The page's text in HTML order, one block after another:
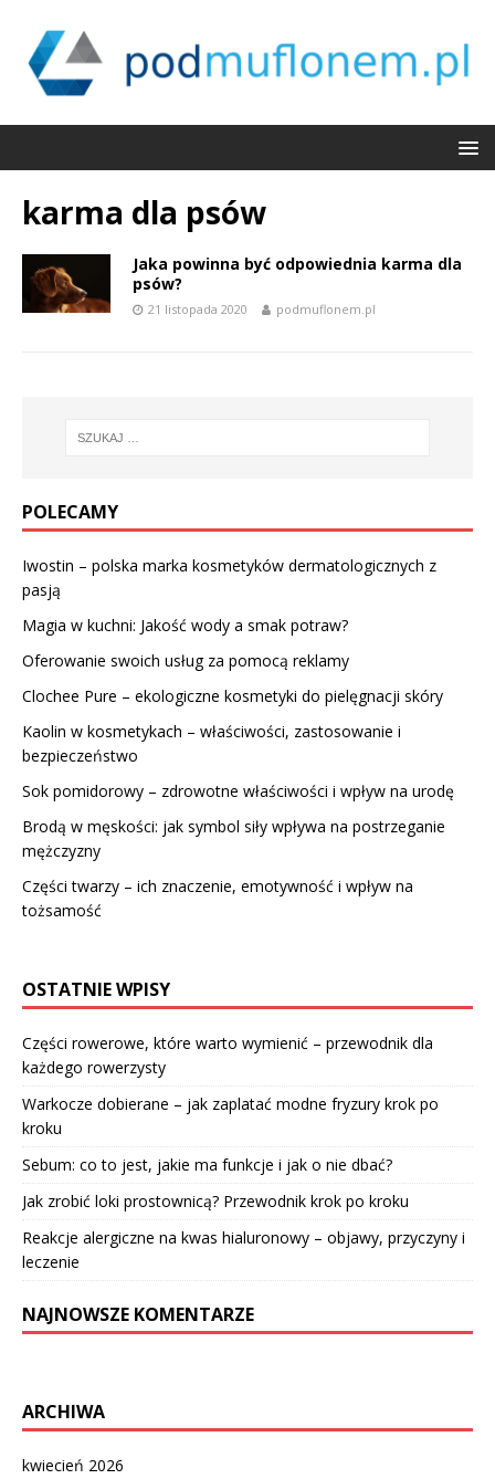
karma dla psów
Jaka powinna być odpowiednia karma dla
psów?
21 listopada 2020 podmuflonem.pl
POLECAMY
Iwostin – polska marka kosmetyków dermatologicznych z
pasją
Magia w kuchni: Jakość wody a smak potraw?
Oferowanie swoich usług za pomocą reklamy
Clochee Pure – ekologiczne kosmetyki do pielęgnacji skóry
Kaolin w kosmetykach – właściwości, zastosowanie i
bezpieczeństwo
Sok pomidorowy – zdrowotne właściwości i wpływ na urodę
Brodą w męskości: jak symbol siły wpływa na postrzeganie
mężczyzny
Części twarzy – ich znaczenie, emotywność i wpływ na
tożsamość
OSTATNIE WPISY
Części rowerowe, które warto wymienić – przewodnik dla
każdego rowerzysty
Warkocze dobierane – jak zaplatać modne fryzury krok po
kroku
Sebum: co to jest, jakie ma funkcje i jak o nie dbać?
Jak zrobić loki prostownicą? Przewodnik krok po kroku
Reakcje alergiczne na kwas hialuronowy – objawy, przyczyny i
leczenie
NAJNOWSZE KOMENTARZE
ARCHIWA
kwiecień 2026